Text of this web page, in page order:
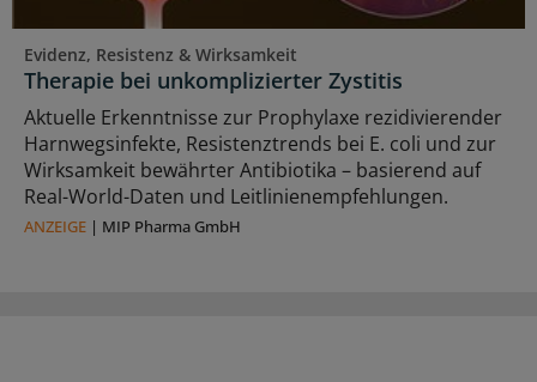
Evidenz, Resistenz & Wirksamkeit
Therapie bei unkomplizierter Zystitis
Aktuelle Erkenntnisse zur Prophylaxe rezidivierender
Harnwegsinfekte, Resistenztrends bei E. coli und zur
Wirksamkeit bewährter Antibiotika – basierend auf
Real-World-Daten und Leitlinienempfehlungen.
ANZEIGE | MIP Pharma GmbH